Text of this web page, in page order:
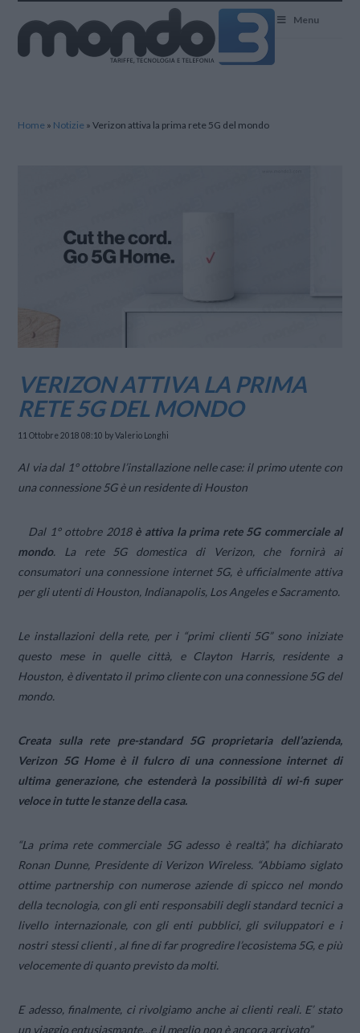
Menu
Home » Notizie »Verizon attiva la prima rete 5G del mondo
VERIZON ATTIVA LA PRIMA
RETE 5G DEL MONDO
11 Ottobre 2018 08:10 by Valerio Longhi
Al via dal 1° ottobre l’installazione nelle case: il primo utente con
una connessione 5G è un residente di Houston
Dal 1° ottobre 2018 è attiva la prima rete 5G commerciale al
mondo. La rete 5G domestica di Verizon, che fornirà ai
consumatori una connessione internet 5G, è ufficialmente attiva
per gli utenti di Houston, Indianapolis, Los Angeles e Sacramento.
Le installazioni della rete, per i “primi clienti 5G” sono iniziate
questo mese in quelle città, e Clayton Harris, residente a
Houston, è diventato il primo cliente con una connessione 5G del
mondo.
Creata sulla rete pre-standard 5G proprietaria dell’azienda,
Verizon 5G Home è il fulcro di una connessione internet di
ultima generazione, che estenderà la possibilità di wi-fi super
veloce in tutte le stanze della casa.
“La prima rete commerciale 5G adesso è realtà”, ha dichiarato
Ronan Dunne, Presidente di Verizon Wireless. “Abbiamo siglato
ottime partnership con numerose aziende di spicco nel mondo
della tecnologia, con gli enti responsabili degli standard tecnici a
livello internazionale, con gli enti pubblici, gli sviluppatori e i
nostri stessi clienti , al fine di far progredire l’ecosistema 5G, e più
velocemente di quanto previsto da molti.
E adesso, finalmente, ci rivolgiamo anche ai clienti reali. E’ stato
un viaggio entusiasmante…e il meglio non è ancora arrivato”